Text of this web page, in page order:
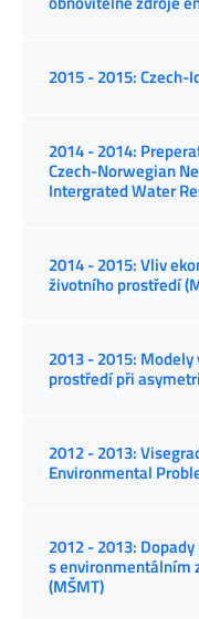
2015 - 2015: Czech-
2014 - 2014:
Czech-Norwegian
Intergrated Water
2014 - 2015: Vliv
životního prostředí
2013 - 2015:
prostředí při
2012 - 2013:
Environmental
2012 - 2013:
s environmentálním
(MŠMT)